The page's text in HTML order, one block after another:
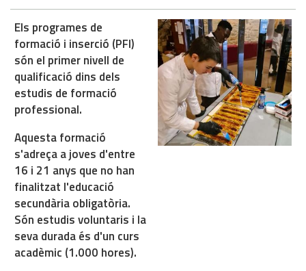
Els programes de
formació i inserció (PFI)
són el primer nivell de
qualificació dins dels
estudis de formació
professional.
Aquesta formació
s'adreça a joves d'entre
16 i 21 anys que no han
finalitzat l'educació
secundària obligatòria.
Són estudis voluntaris i la
seva durada és d'un curs
acadèmic (1.000 hores).